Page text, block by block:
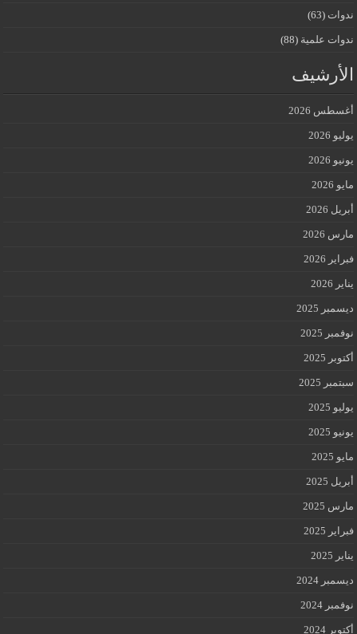
ندوات (63)
ندوات علمية (88)
الأرشيف
أغسطس 2026
يوليو 2026
يونيو 2026
مايو 2026
أبريل 2026
مارس 2026
فبراير 2026
يناير 2026
ديسمبر 2025
نوفمبر 2025
أكتوبر 2025
سبتمبر 2025
يوليو 2025
يونيو 2025
مايو 2025
أبريل 2025
مارس 2025
فبراير 2025
يناير 2025
ديسمبر 2024
نوفمبر 2024
أكتوبر 2024